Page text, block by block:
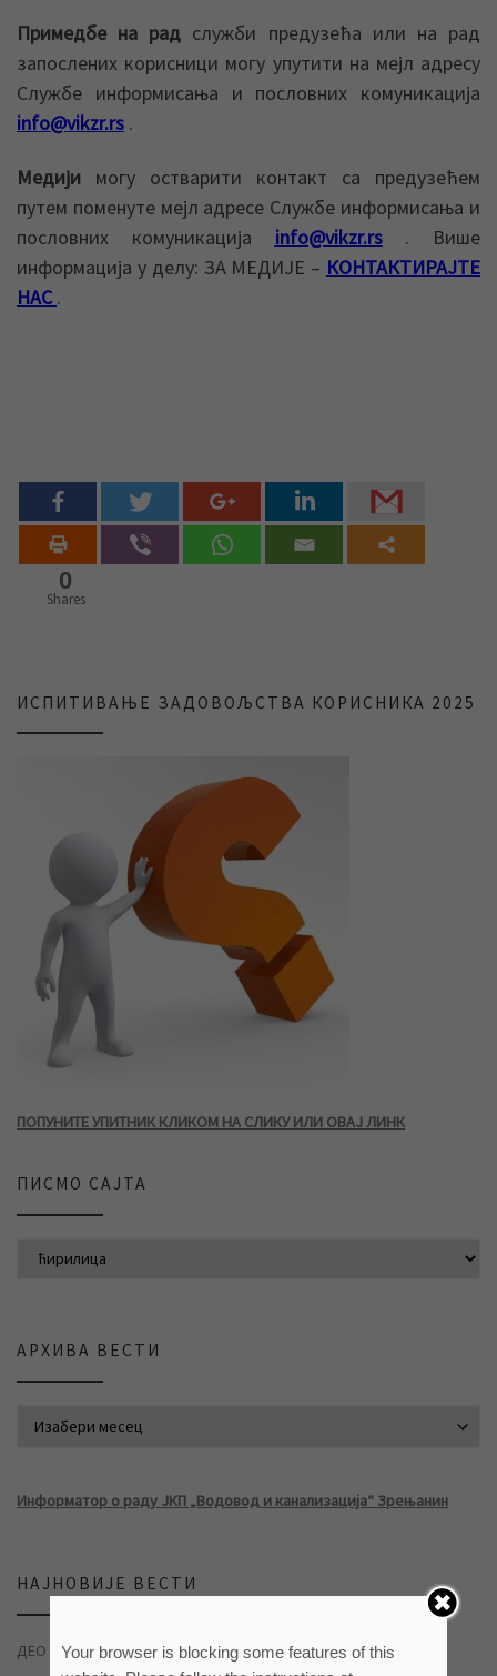
Примедбе на рад служби предузећа или на рад
запослених корисници могу упутити на мејл адресу
Службе информисања и пословних комуникација
info@vikzr.rs .
Медији могу остварити контакт са предузећем
путем поменуте мејл адресе Службе информисања и
пословних комуникација info@vikzr.rs
. Више
информација у делу: ЗА МЕДИЈЕ – КОНТАКТИРАЈТЕ
НАС .
0
Shares
ИСПИТИВАЊЕ ЗАДОВОЉСТВА КОРИСНИКА 2025
ПОПУНИТЕ УПИТНИК КЛИКОМ НА СЛИКУ ИЛИ ОВАЈ ЛИНК
ПИСМО САЈТА
АРХИВА ВЕСТИ
Информатор о раду ЈКП „Водовод и канализација“ Зрењанин
НАЈНОВИЈЕ ВЕСТИ
ДЕО НАСЕЉА ДУВАНИКА БЕЗ ВОДЕ04/08/2026
Your browser is blocking some features of this